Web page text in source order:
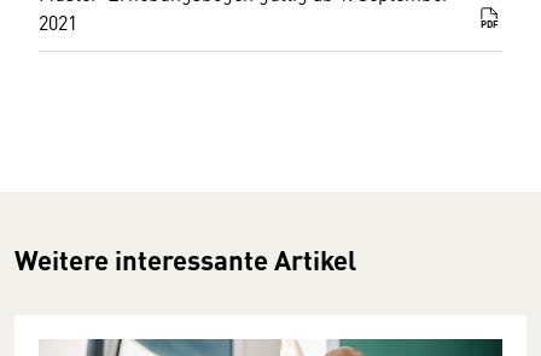
2021
PDF
Weitere interessante Artikel